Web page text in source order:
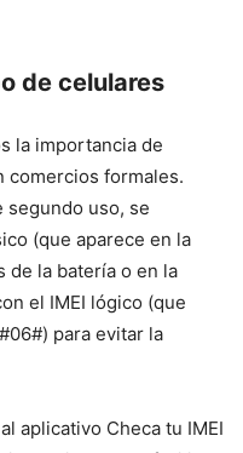
de celulares
la importancia de
comercios formales.
segundo uso, se
(que aparece en la
de la batería o en la
el IMEI lógico (que
para evitar la
aplicativo Checa tu IMEI